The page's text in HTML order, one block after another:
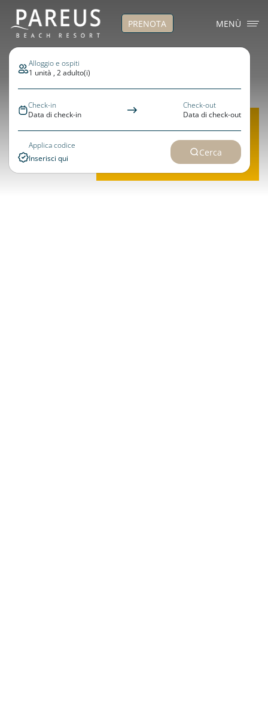
PRENOTA ORA
>>Flex Direct – per restare
flessibili
PRENOTA MENÙ
Alloggio e ospiti
1 unità , 2 adulto(i)
Check-in
Data di check-in
Check-out
Data di check-out
Applica codice
Cerca